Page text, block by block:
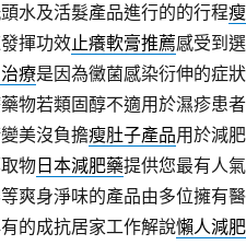
水及活髮產品進行的的行程
揮功效止癢軟膏推薦感受到
療是因為黴菌感染衍伸的症
物若類固醇不適用於濕疹患
美沒負擔瘦肚子產品用於減
物日本減肥藥提供您最有人
爽身淨味的產品由多位擁有
的成抗居家工作解說懶人減